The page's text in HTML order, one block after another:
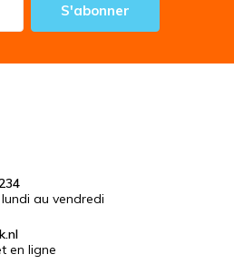
S'abonner
au vendredi
en ligne